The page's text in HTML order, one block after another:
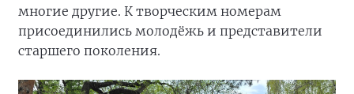
многие другие. К творческим номерам
присоединились молодёжь и представители
старшего поколения.